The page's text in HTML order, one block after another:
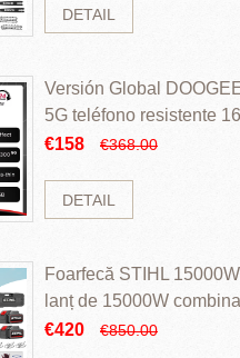
DETAIL
Versión Global
5G teléfono resistente
ROM Mediatek
€158 €368.00
DETAIL
Foarfecă STIHL
lanț de 15000W
perii și baterie cu li
€420 €850.00